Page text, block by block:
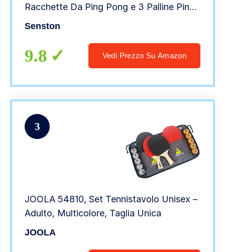
Racchette Da Ping Pong e 3 Palline Ping
Pong
Senston
9.8 Vedi Prezzo Su Amazon
3
JOOLA 54810, Set Tennistavolo Unisex –
Adulto, Multicolore, Taglia Unica
JOOLA